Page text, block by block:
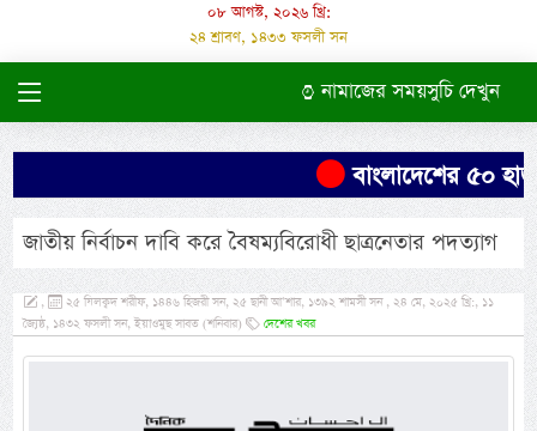
০৮ আগস্ট, ২০২৬ খ্রি:
২৪ শ্রাবণ, ১৪৩৩ ফসলী সন
নামাজের সময়সুচি দেখুন
বাংলাদেশের ৫০
জাতীয় নির্বাচন দাবি করে বৈষম্যবিরোধী ছাত্রনেতার পদত্যাগ
,
২৫ যিলক্বদ শরীফ, ১৪৪৬ হিজরী সন, ২৫ ছানী আ’শার, ১৩৯২ শামসী সন , ২৪ মে, ২০২৫ খ্রি:, ১১
জ্যৈষ্ঠ, ১৪৩২ ফসলী সন, ইয়াওমুছ সাবত (শনিবার)
দেশের খবর